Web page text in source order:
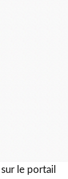
sur le portail